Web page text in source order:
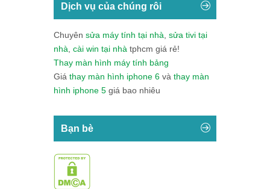
Dịch vụ của chúng rôi
Chuyên sửa máy tính tại nhà sửa tivi tại
nhà cài win tại nhà tphcm giá rẻ!
Thay màn hình máy tính bảng
Giá thay màn hình iphone 6 và thay màn
hình iphone 5 giá bao nhiêu
Bạn bè